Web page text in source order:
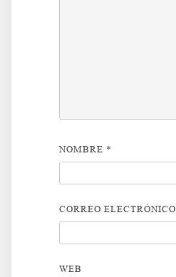
NOMBRE *
CORREO ELECTRÓNICO
WEB